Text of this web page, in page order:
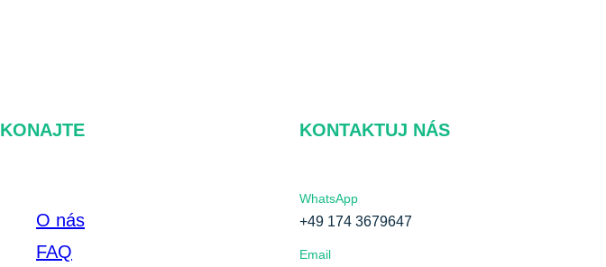
KONAJTE
O nás
FAQ
KONTAKTUJ NÁS
WhatsApp
+49 174 3679647
Email